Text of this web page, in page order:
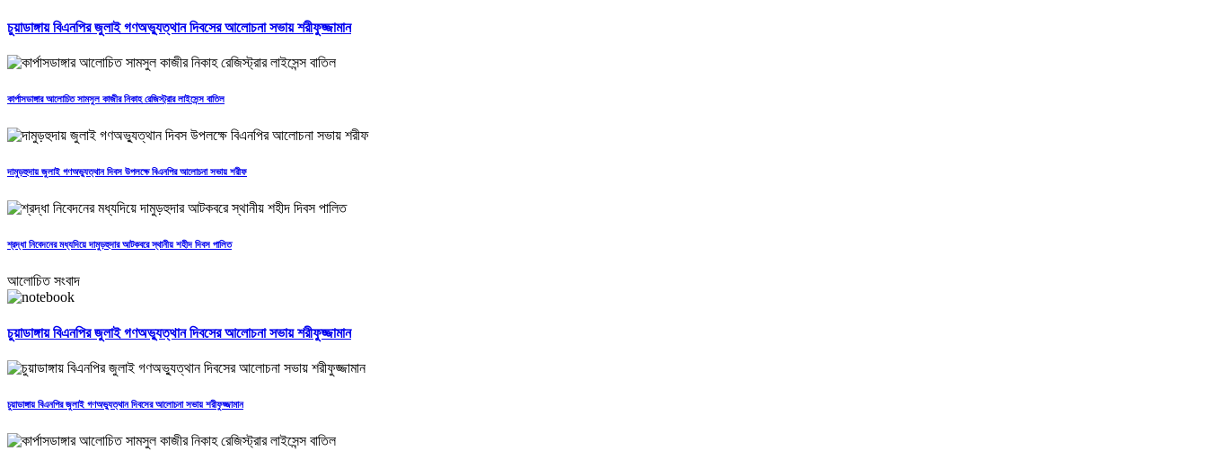
চুয়াডাঙ্গায় বিএনপির জুলাই গণঅভ্যুত্থান দিবসের আলোচনা সভায় শরীফুজ্জামান
কার্পাসডাঙ্গার আলোচিত সামসুল কাজীর নিকাহ রেজিস্ট্রার লাইসেন্স বাতিল
দামুড়হুদায় জুলাই গণঅভ্যুত্থান দিবস উপলক্ষে বিএনপির আলোচনা সভায় শরীফ
শ্রদ্ধা নিবেদনের মধ্যদিয়ে দামুড়হুদার আটকবরে স্থানীয় শহীদ দিবস পালিত
আলোচিত সংবাদ
চুয়াডাঙ্গায় বিএনপির জুলাই গণঅভ্যুত্থান দিবসের আলোচনা সভায় শরীফুজ্জামান
চুয়াডাঙ্গায় বিএনপির জুলাই গণঅভ্যুত্থান দিবসের আলোচনা সভায় শরীফুজ্জামান